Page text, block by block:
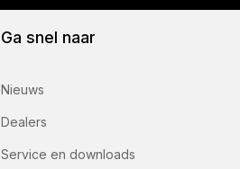
Ga snel naar
Nieuws
Dealers
Service en downloads